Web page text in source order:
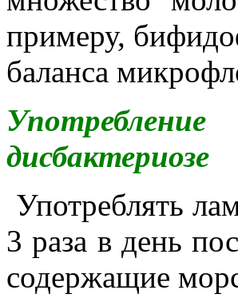
примеру,
баланса
дисбактериозе
Употреблять
3 раза в день
содержащие